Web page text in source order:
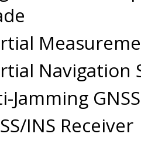
Navigation
Jamming GNSS
INS Receiver